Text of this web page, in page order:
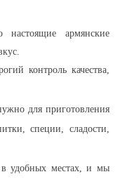
армянские
контроль качества,
для приготовления
специи, сладости,
удобных местах, и мы